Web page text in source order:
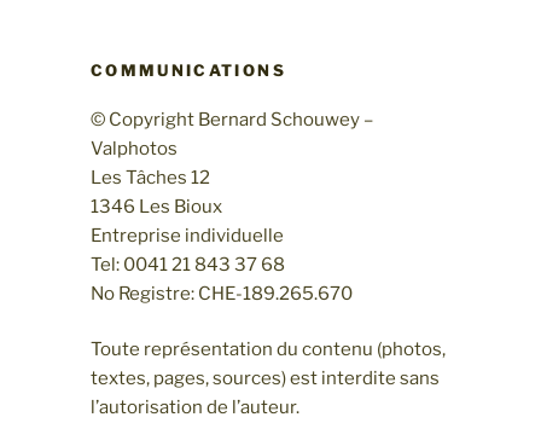
COMMUNICATIONS
© Copyright Bernard Schouwey –
Valphotos
Les Tâches 12
1346 Les Bioux
Entreprise individuelle
Tel: 0041 21 843 37 68
No Registre: CHE-189.265.670
Toute représentation du contenu (photos,
textes, pages, sources) est interdite sans
l’autorisation de l’auteur.